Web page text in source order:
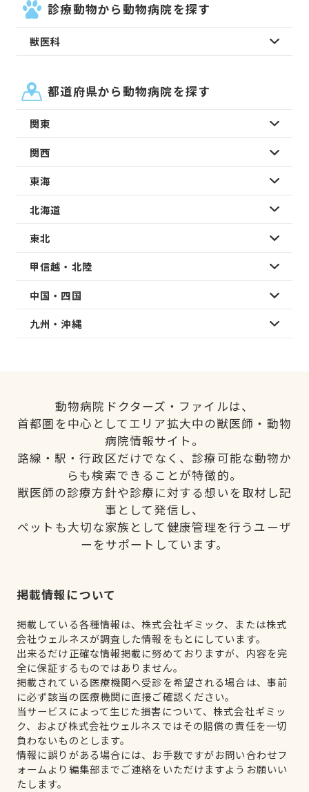
診療動物から動物病院を探す
獣医科
都道府県から動物病院を探す
関東
関西
東海
北海道
東北
甲信越・北陸
中国・四国
九州・沖縄
動物病院ドクターズ・ファイルは、
首都圏を中心としてエリア拡大中の獣医師・動物
病院情報サイト。
路線・駅・行政区だけでなく、診療可能な動物か
らも検索できることが特徴的。
獣医師の診療方針や診療に対する想いを取材し記
事として発信し、
ペットも大切な家族として健康管理を行うユーザ
ーをサポートしています。
掲載情報について
掲載している各種情報は、株式会社ギミック、または株式
会社ウェルネスが調査した情報をもとにしています。
出来るだけ正確な情報掲載に努めておりますが、内容を完
全に保証するものではありません。
掲載されている医療機関へ受診を希望される場合は、事前
に必ず該当の医療機関に直接ご確認ください。
当サービスによって生じた損害について、株式会社ギミッ
ク、および株式会社ウェルネスではその賠償の責任を一切
負わないものとします。
情報に誤りがある場合には、お手数ですがお問い合わせフ
ォームより編集部までご連絡をいただけますようお願いい
たします。